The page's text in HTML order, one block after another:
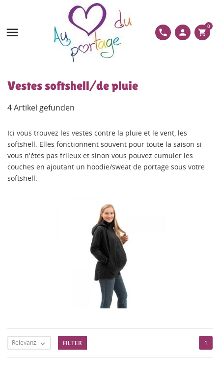
 phone person shopping_cart
0
Vestes softshell/de pluie
4 Artikel gefunden
Ici vous trouvez les vestes contre la pluie et le vent, les
softshell. Elles fonctionnent souvent pour toute la saison si
vous n'êtes pas frileux et sinon vous pouvez cumuler les
couches en ajoutant un hoodie/sweat de portage sous votre
softshell.
Relevanz  FILTER 1